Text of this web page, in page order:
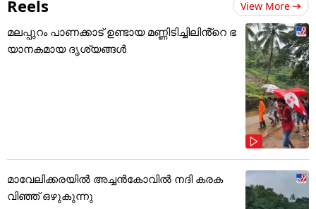
Reels View More
മലപ്പുറം പാണക്കാട് ഉണ്ടായ മണ്ണിടിച്ചിലിൻ്റെ ഭ
യാനകമായ ദൃശ്യങ്ങൾ
മാവേലിക്കരയിൽ അച്ചൻകോവിൽ നദി കരക
വിഞ്ഞ് ഒഴുകുന്നു